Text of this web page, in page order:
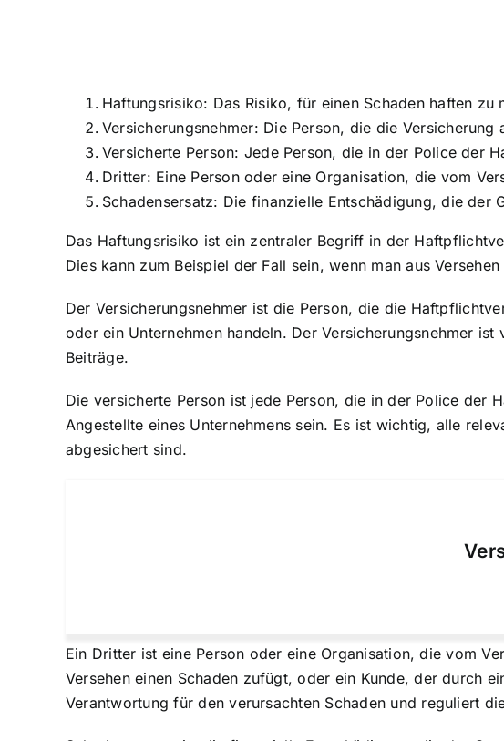
Haftungsrisiko: Das Risiko, für einen Schaden haften zu
Versicherungsnehmer: Die Person, die die
Versicherte Person: Jede Person, die in der Police der
Dritter: Eine Person oder eine Organisation, die vom
Schadensersatz: Die finanzielle Entschädigung, die der
Das Haftungsrisiko ist ein zentraler Begriff in der
Dies kann zum Beispiel der Fall sein, wenn man aus
Der Versicherungsnehmer ist die Person, die die
oder ein Unternehmen handeln. Der Versicherungsnehmer
Beiträge.
Die versicherte Person ist jede Person, die in der Police der
Angestellte eines Unternehmens sein. Es ist wichtig, alle
abgesichert sind.
Ein Dritter ist eine Person oder eine Organisation, die vom
Versehen einen Schaden zufügt, oder ein Kunde, der durch
Verantwortung für den verursachten Schaden und reguliert